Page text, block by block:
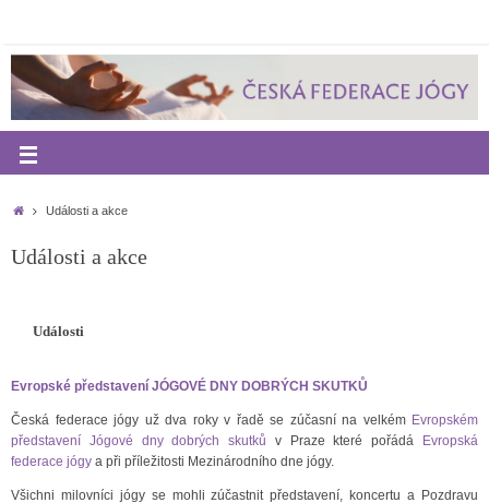
Události a akce
Události a akce
Události
Evropské představení JÓGOVÉ DNY DOBRÝCH SKUTKŮ
Česká federace jógy už dva roky v řadě se zúčasní na velkém Evropském
představení Jógové dny dobrých skutků v Praze které pořádá Evropská
federace jógy a při příležitosti Mezinárodního dne jógy.
Všichni milovníci jógy se mohli zúčastnit představení, koncertu a Pozdravu